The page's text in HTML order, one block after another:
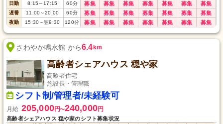
日勤 8:15 ～ 17:15 60分 募集 募集 募集 募集 募集 募集 募集
遅番 11:00～20:00 60分 募集 募集 募集 募集 募集 募集 募集
夜勤 15:30～翌9:30 120分 募集 募集 募集 募集 募集 募集 募集
さわやか鳴水館 から6.4km
高齢者シェアハウス 穏や家
高齢者住宅
施設長・管理職
シフト制/管理者/未経験可
月給 205,000円〜240,000円
高齢者シェアハウス 穏や家のシフト募集状況